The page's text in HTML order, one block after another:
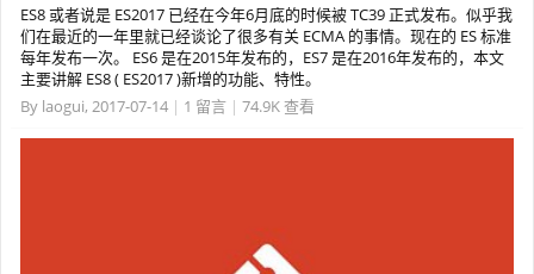
ES8 或者说是 ES2017 已经在今年6月底的时候被 TC39 正式发布。似乎我
们在最近的一年里就已经谈论了很多有关 ECMA 的事情。现在的 ES 标准
每年发布一次。 ES6 是在2015年发布的，ES7 是在2016年发布的，本文
主要讲解 ES8 ( ES2017 )新增的功能、特性。
By laogui, 2017-07-14 | 1 留言 | 74.9K 查看